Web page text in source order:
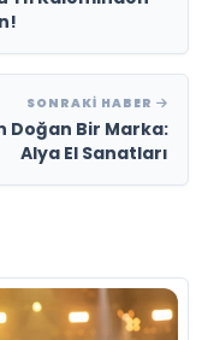
SONRAKI HABER
Doğan Bir Marka:
Alya El Sanatları